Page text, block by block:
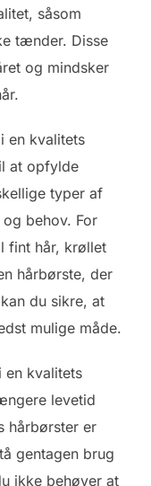
såsom
tænder. Disse
og mindsker
en kvalitets
at opfylde
typer af
behov. For
fint hår, krøllet
hårbørste, der
du sikre, at
mulige måde.
en kvalitets
levetid
hårbørster er
gentagen brug
ikke behøver at